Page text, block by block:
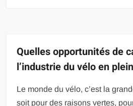
Quelles opportunités de
l’industrie du vélo en
Le monde du vélo, c’est la
soit pour des raisons vertes,